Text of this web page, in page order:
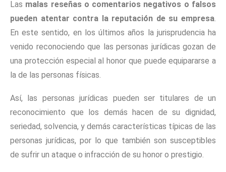
Las malas reseñas o comentarios negativos o falsos
pueden atentar contra la reputación de su empresa.
En este sentido, en los últimos años la jurisprudencia ha
venido reconociendo que las personas jurídicas gozan de
una protección especial al honor que puede equipararse a
la de las personas físicas.
Así, las personas jurídicas pueden ser titulares de un
reconocimiento que los demás hacen de su dignidad,
seriedad, solvencia, y demás características típicas de las
personas jurídicas, por lo que también son susceptibles
de sufrir un ataque o infracción de su honor o prestigio.